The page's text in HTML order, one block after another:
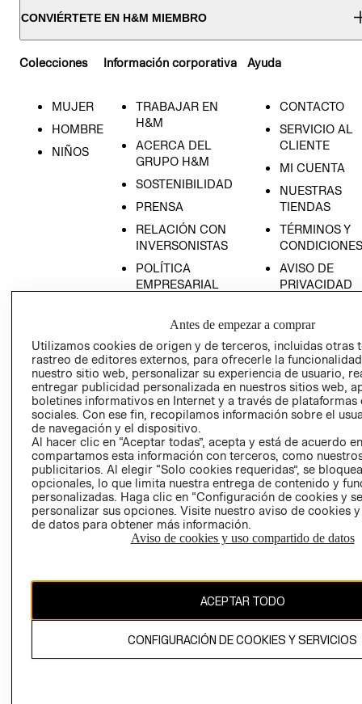
CONVIÉRTETE EN H&M MIEMBRO
Colecciones
MUJER
HOMBRE
NIÑOS
Información corporativa
TRABAJAR EN
H&M
ACERCA DEL
GRUPO H&M
SOSTENIBILIDAD
PRENSA
RELACIÓN CON
INVERSONISTAS
POLÍTICA
EMPRESARIAL
Ayuda
CONTACTO
SERVICIO AL
CLIENTE
MI CUENTA
NUESTRAS
TIENDAS
TÉRMINOS Y
CONDICIONES
AVISO DE
PRIVACIDAD
AVISO DE
COOKIES
LIBRO DE
Ecuador ($)
CAMBIAR REGIÓN
El contenido de esta página web está protegido por copyright y es
Antes de empezar a comprar
Utilizamos cookies de origen y de terceros, incluidas otras
rastreo de editores externos, para ofrecerle la
nuestro sitio web, personalizar su experiencia de usuario,
entregar publicidad personalizada en nuestros sitios web,
boletines informativos en Internet y a través de plataformas
sociales. Con ese fin, recopilamos información sobre el
de navegación y el dispositivo.
Al hacer clic en “Aceptar todas”, acepta y está de acuerdo
compartamos esta información con terceros, como
publicitarios. Al elegir “Solo cookies requeridas”, se
opcionales, lo que limita nuestra entrega de contenido y
personalizadas. Haga clic en “Configuración de cookies y
personalizar sus opciones. Visite nuestro aviso de cookies
de datos para obtener más información.
Aviso de cookies y uso compartido de datos
ACEPTAR TODO
CONFIGURACIÓN DE COOKIES Y SERVICIOS